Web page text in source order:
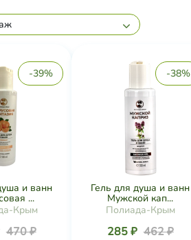
-39%
и ванн
...
Крым
470 ₽
-38%
Гель для душа и ванн
Мужской кап...
Полиада-Крым
285 ₽ 462 ₽